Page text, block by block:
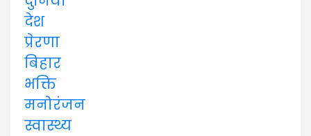
देश
प्रेरणा
बिहार
भक्ति
मनोरंजन
स्वास्थ्य